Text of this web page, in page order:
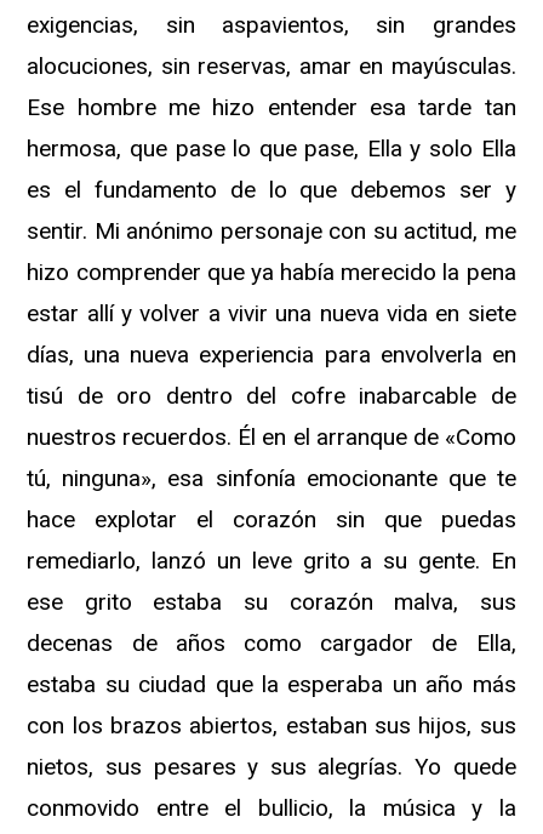
exigencias, sin aspavientos, sin grandes
alocuciones, sin reservas, amar en mayúsculas.
Ese hombre me hizo entender esa tarde tan
hermosa, que pase lo que pase, Ella y solo Ella
es el fundamento de lo que debemos ser y
sentir. Mi anónimo personaje con su actitud, me
hizo comprender que ya había merecido la pena
estar allí y volver a vivir una nueva vida en siete
días, una nueva experiencia para envolverla en
tisú de oro dentro del cofre inabarcable de
nuestros recuerdos. Él en el arranque de «Como
tú, ninguna», esa sinfonía emocionante que te
hace explotar el corazón sin que puedas
remediarlo, lanzó un leve grito a su gente. En
ese grito estaba su corazón malva, sus
decenas de años como cargador de Ella,
estaba su ciudad que la esperaba un año más
con los brazos abiertos, estaban sus hijos, sus
nietos, sus pesares y sus alegrías. Yo quede
conmovido entre el bullicio, la música y la